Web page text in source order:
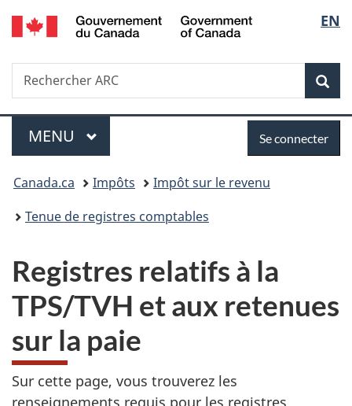
Passer
au
Passer
à
du
Passer
à
simplifiée
de
la
EN
Recherche
Rechercher
ARC
Menu
MENU PRINCIPAL
connecter
Se connecter
Vous
êtes
Canada.ca Impôts
Impôt sur le revenu
Tenue de registres comptables
Registres relatifs à la
TPS/TVH et aux retenues
sur la paie
Sur cette page, vous trouverez les
renseignements requis pour les registres